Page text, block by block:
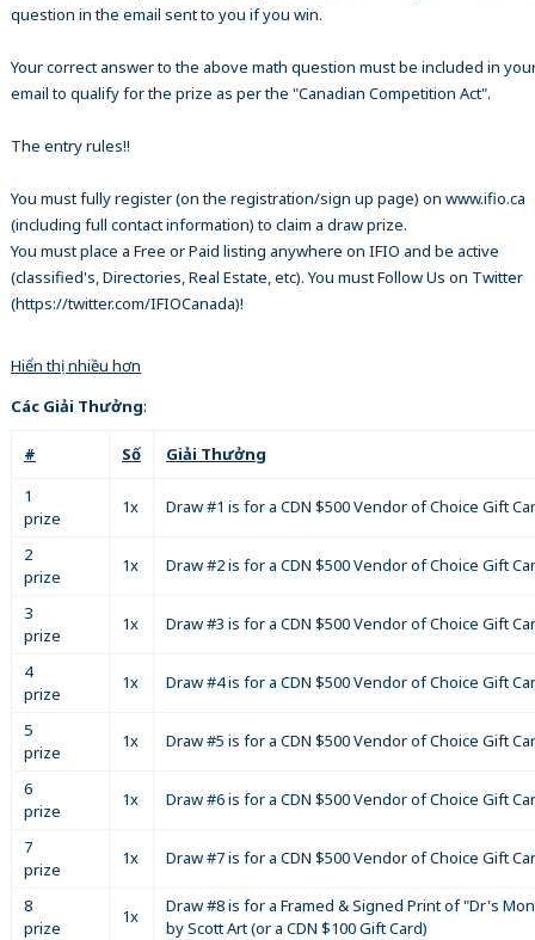
question in the email sent to you if you win.
Your correct answer to the above math question must be included in
email to qualify for the prize as per the "Canadian Competition Act".
The entry rules!!
You must fully register (on the registration/sign up page) on www.ifio.ca
(including full contact information) to claim a draw prize.
You must place a Free or Paid listing anywhere on IFIO and be active
(classified's, Directories, Real Estate, etc). You must Follow Us on Twitter
(https://twitter.com/IFIOCanada)!
Hiển thị nhiều hơn
Các Giải Thưởng:
# Số
Giải Thưởng
1
prize
1x Draw #1 is for a CDN $500 Vendor of Choice Gift
2
prize
1x Draw #2 is for a CDN $500 Vendor of Choice Gift
3
prize
1x Draw #3 is for a CDN $500 Vendor of Choice Gift
4
prize
1x Draw #4 is for a CDN $500 Vendor of Choice Gift
5
prize
1x Draw #5 is for a CDN $500 Vendor of Choice Gift
6
prize
1x Draw #6 is for a CDN $500 Vendor of Choice Gift
7
prize
1x Draw #7 is for a CDN $500 Vendor of Choice Gift
8
prize
1x
Draw #8 is for a Framed & Signed Print of "Dr's
by Scott Art (or a CDN $100 Gift Card)